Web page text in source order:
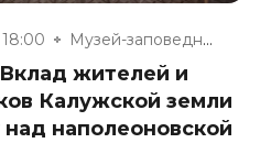
Музей-заповедник «Полотняный З...
жителей и
Калужской земли
наполеоновской